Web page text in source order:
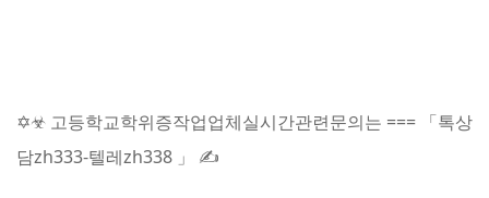
✡☣ 고등학교학위증작업업체실시간관련문의는 === 「톡상
담zh333-텔레zh338 」 ✍